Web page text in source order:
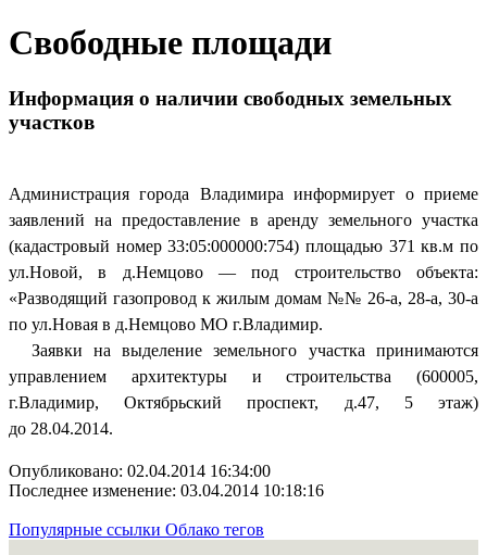
Свободные площади
Информация о наличии свободных земельных
участков
Администрация города Владимира информирует о приеме
заявлений на предоставление в аренду земельного участка
(кадастровый номер 33:05:000000:754) площадью 371 кв.м по
ул.Новой, в д.Немцово — под строительство объекта:
«Разводящий газопровод к жилым домам №№ 26-а, 28-а, 30-а
по ул.Новая в д.Немцово МО г.Владимир.
Заявки на выделение земельного участка принимаются
управлением архитектуры и строительства (600005,
г.Владимир, Октябрьский проспект, д.47, 5 этаж)
до 28.04.2014.
Опубликовано: 02.04.2014 16:34:00
Последнее изменение: 03.04.2014 10:18:16
Популярные ссылки Облако тегов